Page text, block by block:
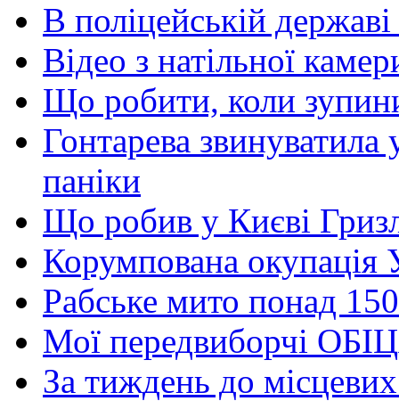
В поліцейській
Відео з натільної
Що робити, коли
Гонтарева звинуватила
паніки
Що робив у Києві
Корумпована окупація
Рабське мито понад
Мої передвиборчі
За тиждень до